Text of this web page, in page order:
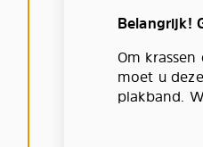
Belangrijk!
Om
moet u
plakband.